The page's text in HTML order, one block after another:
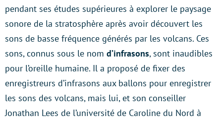
pendant ses études supérieures à explorer le paysage
sonore de la stratosphère après avoir découvert les
sons de basse fréquence générés par les volcans. Ces
sons, connus sous le nom d’infrasons, sont inaudibles
pour l’oreille humaine. Il a proposé de fixer des
enregistreurs d’infrasons aux ballons pour enregistrer
les sons des volcans, mais lui, et son conseiller
Jonathan Lees de l’université de Caroline du Nord à